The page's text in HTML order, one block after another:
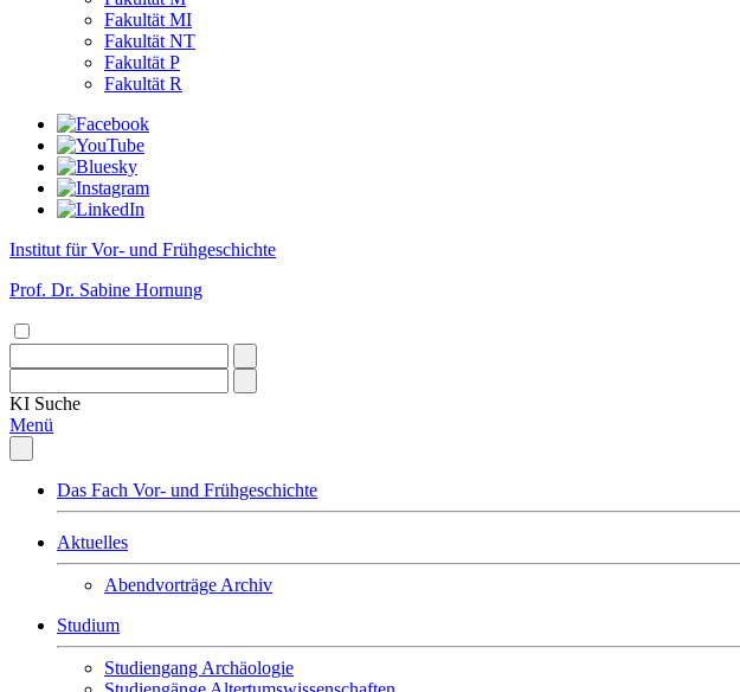
Fakultät MI
Fakultät NT
Fakultät P
Fakultät R
Institut für Vor- und Frühgeschichte
Prof. Dr. Sabine Hornung
KI Suche
Menü
Das Fach Vor- und Frühgeschichte
Aktuelles
Abendvorträge Archiv
Studium
Studiengang Archäologie